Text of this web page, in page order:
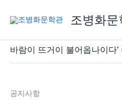
로
조병화문
바람이 뜨거이 불어옵나이다
공지사항